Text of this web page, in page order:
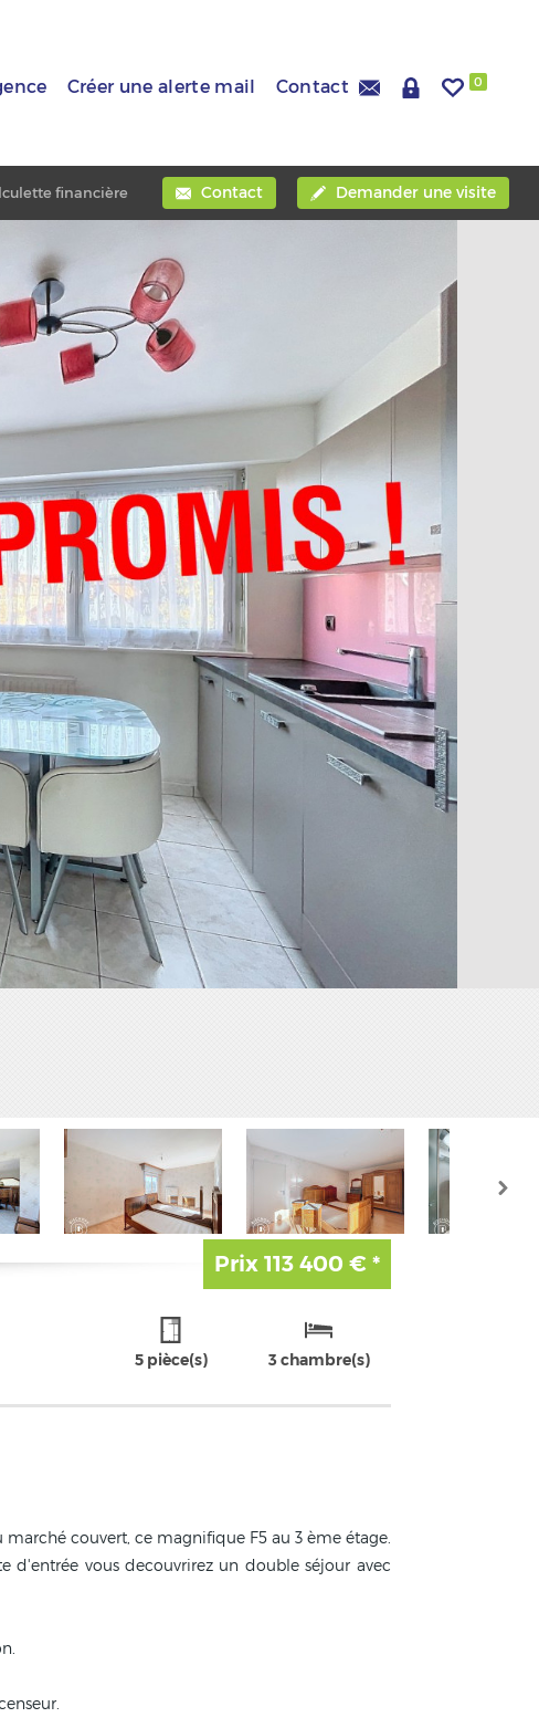
Créer une alerte mail Contact 0
financière Contact Demander une visite
Prix113 400 € *
5 pièce(s) 3 chambre(s)
couvert, ce magnifique F5 au 3 ème étage.
d'entrée vous decouvrirez un double séjour avec